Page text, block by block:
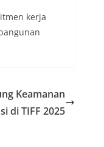
kerja
Keamanan
di TIFF 2025